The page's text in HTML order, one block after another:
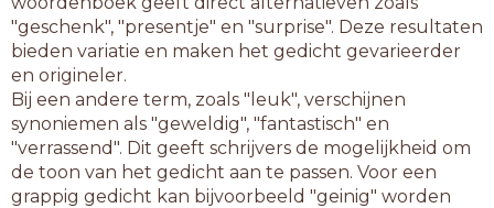
"geschenk", "presentje" en "surprise". Deze resultaten
bieden variatie en maken het gedicht gevarieerder
en origineler.
Bij een andere term, zoals "leuk", verschijnen
synoniemen als "geweldig", "fantastisch" en
"verrassend". Dit geeft schrijvers de mogelijkheid om
de toon van het gedicht aan te passen. Voor een
grappig gedicht kan bijvoorbeeld "geinig" worden